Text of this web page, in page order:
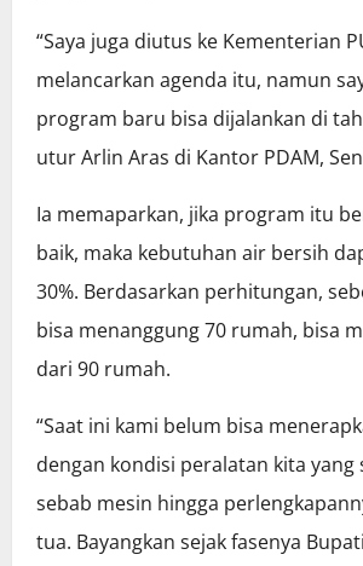
“Saya juga diutus ke Kementerian
melancarkan agenda itu, namun
program baru bisa dijalankan di
utur Arlin Aras di Kantor PDAM,
Ia memaparkan, jika program itu
baik, maka kebutuhan air bersih
30%. Berdasarkan perhitungan,
bisa menanggung 70 rumah, bisa
dari 90 rumah.
“Saat ini kami belum bisa
dengan kondisi peralatan kita yang
sebab mesin hingga
tua. Bayangkan sejak fasenya